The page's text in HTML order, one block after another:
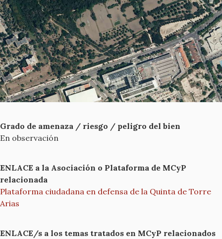
Grado de amenaza / riesgo / peligro del bien
En observación
ENLACE a la Asociación o Plataforma de MCyP
relacionada
Plataforma ciudadana en defensa de la Quinta de Torre
Arias
ENLACE/s a los temas tratados en MCyP relacionados